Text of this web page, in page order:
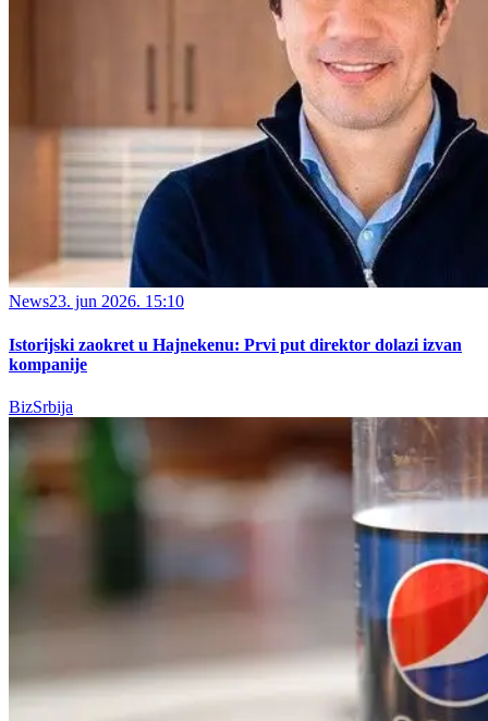
News23. jun 2026. 15:10
Istorijski zaokret u Hajnekenu: Prvi put direktor dolazi izvan
kompanije
BizSrbija